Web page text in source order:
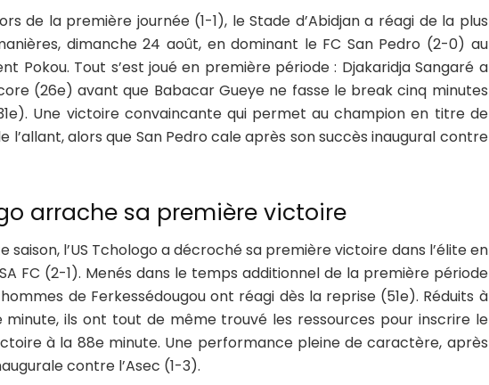
de la première journée (1-1), le Stade d’Abidjan a réagi de la plus
dimanche 24 août, en dominant le FC San Pedro (2-0) au
Pokou. Tout s’est joué en première période : Djakaridja Sangaré a
(26e) avant que Babacar Gueye ne fasse le break cinq minutes
Une victoire convaincante qui permet au champion en titre de
l’allant, alors que San Pedro cale après son succès inaugural contre
arrache sa première victoire
saison, l’US Tchologo a décroché sa première victoire dans l’élite en
FC (2-1). Menés dans le temps additionnel de la première période
de Ferkessédougou ont réagi dès la reprise (51e). Réduits à
minute, ils ont tout de même trouvé les ressources pour inscrire le
à la 88e minute. Une performance pleine de caractère, après
contre l’Asec (1-3).